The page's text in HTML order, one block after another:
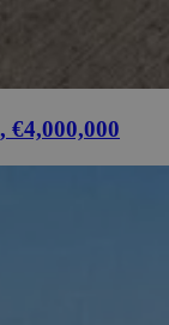
€4,000,000